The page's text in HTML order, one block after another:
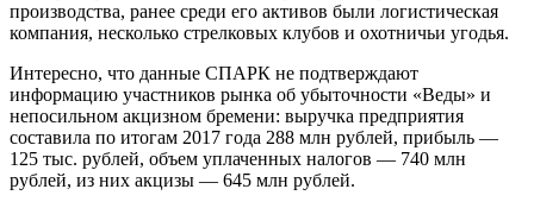
производства, ранее среди его активов были логистическая
компания, несколько стрелковых клубов и охотничьи угодья.
Интересно, что данные СПАРК не подтверждают
информацию участников рынка об убыточности «Веды» и
непосильном акцизном бремени: выручка предприятия
составила по итогам 2017 года 288 млн рублей, прибыль —
125 тыс. рублей, объем уплаченных налогов — 740 млн
рублей, из них акцизы — 645 млн рублей.